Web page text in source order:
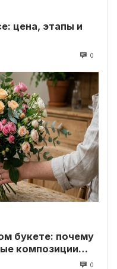
цена, этапы и
0
букете: почему
композиции
0